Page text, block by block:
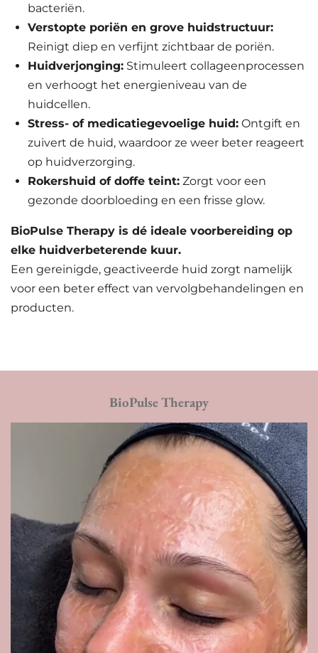
bacteriën.
Verstopte poriën en grove huidstructuur:
Reinigt diep en verfijnt zichtbaar de poriën.
Huidverjonging: Stimuleert collageenprocessen
en verhoogt het energieniveau van de
huidcellen.
Stress- of medicatiegevoelige huid: Ontgift en
zuivert de huid, waardoor ze weer beter reageert
op huidverzorging.
Rokershuid of doffe teint: Zorgt voor een
gezonde doorbloeding en een frisse glow.
BioPulse Therapy is dé ideale voorbereiding op
elke huidverbeterende kuur.
Een gereinigde, geactiveerde huid zorgt namelijk
voor een beter effect van vervolgbehandelingen en
producten.
BioPulse Therapy